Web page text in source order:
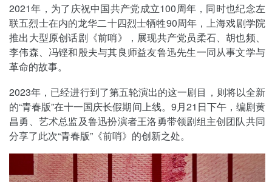
2021年，为了庆祝中国共产党成立100周年，同时也纪念左
联五烈士在内的龙华二十四烈士牺牲90周年，上海戏剧学院
推出大型原创话剧《前哨》，展现共产党员柔石、胡也频、
李伟森、冯铿和殷夫与其良师益友鲁迅先生一同从事文学与
革命的故事。
2023年，已经进行到了第五轮演出的这一剧目，则将以全新
的“青春版”在十一国庆长假期间上线。9月21日下午，编剧黄
昌勇、艺术总监及鲁迅扮演者王洛勇带领剧组主创团队共同
分享了此次“青春版”《前哨》的创新之处。